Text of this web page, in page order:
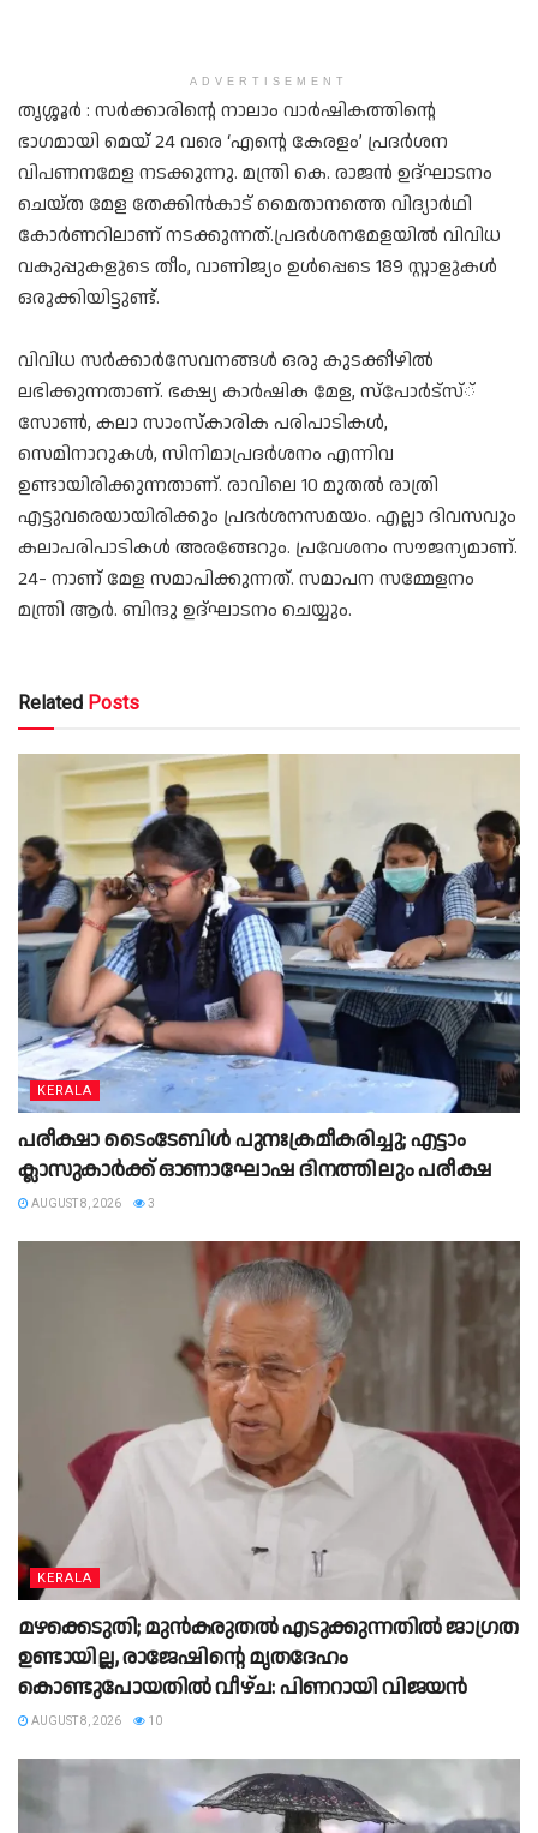
ADVERTISEMENT
തൃശ്ശൂർ : സർക്കാരിന്റെ നാലാം വാർഷികത്തിന്റെ
ഭാഗമായി മെയ് 24 വരെ ‘എന്റെ കേരളം’ പ്രദർശന
വിപണനമേള നടക്കുന്നു. മന്ത്രി കെ. രാജൻ ഉദ്ഘാടനം
ചെയ്ത മേള തേക്കിൻകാട് മൈതാനത്തെ വിദ്യാർഥി
കോർണറിലാണ് നടക്കുന്നത്.പ്രദർശനമേളയിൽ വിവിധ
വകുപ്പുകളുടെ തീം, വാണിജ്യം ഉൾപ്പെടെ 189 സ്റ്റാളുകൾ
ഒരുക്കിയിട്ടുണ്ട്.
വിവിധ സർക്കാർസേവനങ്ങൾ ഒരു കുടക്കീഴിൽ
ലഭിക്കുന്നതാണ്. ഭക്ഷ്യ കാർഷിക മേള, സ്‌പോർട്‌സ്്
സോൺ, കലാ സാംസ്‌കാരിക പരിപാടികൾ,
സെമിനാറുകൾ, സിനിമാപ്രദർശനം എന്നിവ
ഉണ്ടായിരിക്കുന്നതാണ്. രാവിലെ 10 മുതൽ രാത്രി
എട്ടുവരെയായിരിക്കും പ്രദർശനസമയം. എല്ലാ ദിവസവും
കലാപരിപാടികൾ അരങ്ങേറും. പ്രവേശനം സൗജന്യമാണ്.
24- നാണ് മേള സമാപിക്കുന്നത്. സമാപന സമ്മേളനം
മന്ത്രി ആർ. ബിന്ദു ഉദ്ഘാടനം ചെയ്യും.
Related Posts
KERALA
പരീക്ഷാ ടൈംടേബിൾ പുനഃക്രമീകരിച്ചു; എട്ടാം
ക്ലാസുകാർക്ക് ഓണാഘോഷ ദിനത്തിലും പരീക്ഷ
AUGUST 8, 2026 3
KERALA
മഴക്കെടുതി; മുൻകരുതൽ എടുക്കുന്നതിൽ ജാഗ്രത
ഉണ്ടായില്ല, രാജേഷിന്റെ മൃതദേഹം
കൊണ്ടുപോയതിൽ വീഴ്ച: പിണറായി വിജയൻ
AUGUST 8, 2026 10